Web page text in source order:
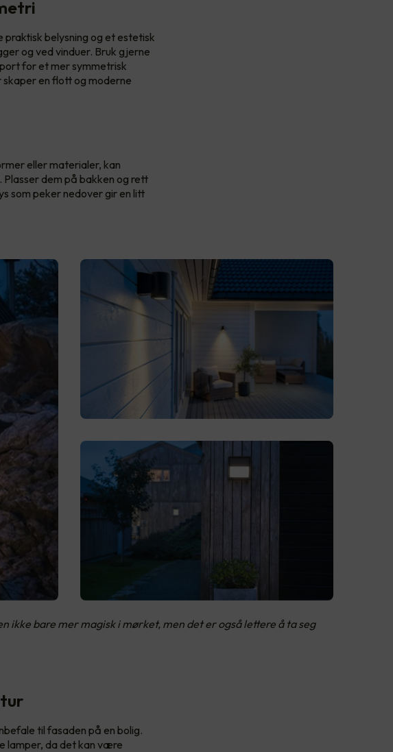
belysning og et estetisk
og ved vinduer. Bruk gjerne
for et mer symmetrisk
en flott og moderne
eller materialer, kan
dem på bakken og rett
som peker nedover gir en litt
bare mer magisk i mørket, men det er også lettere å ta seg
til fasaden på en bolig.
lamper, da det kan være